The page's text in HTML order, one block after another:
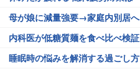
母が娘に減量強要→家庭内別居へ
内科医が低糖質麺を食べ比べ検証
睡眠時の悩みを解消する過ごし方